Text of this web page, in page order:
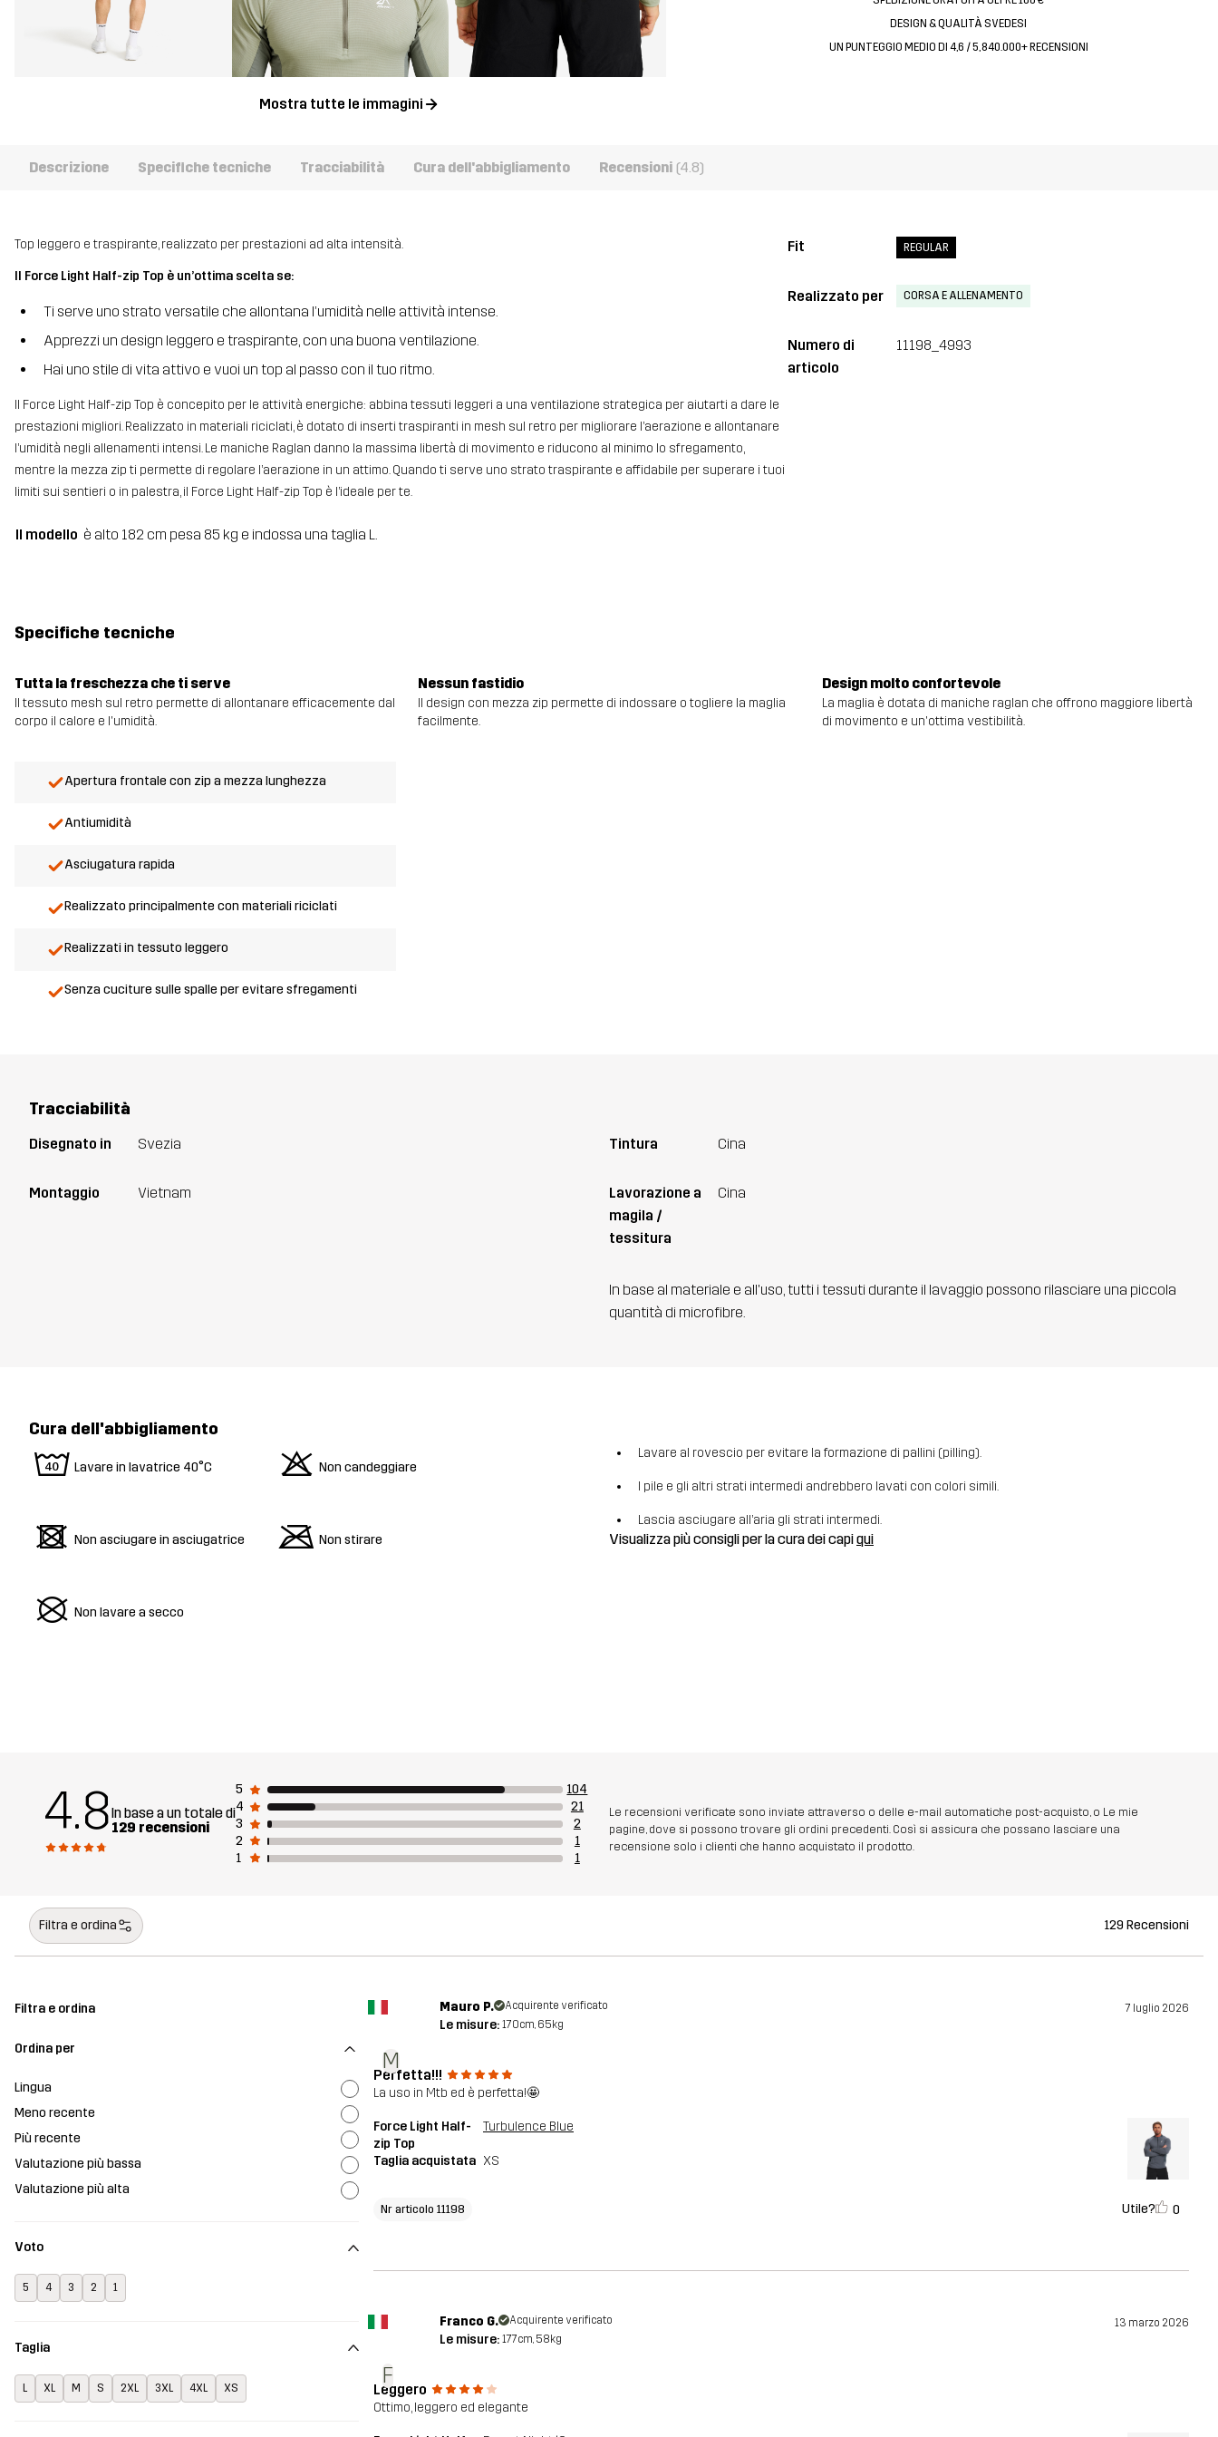
Mostra tutte le immagini
DESIGN & QUALITÀ SVEDESI
UN PUNTEGGIO MEDIO DI 4,6 / 5, 840.000+ RECENSIONI
Descrizione Specifiche tecniche Tracciabilità Cura dell'abbigliamento Recensioni (4.8)
Top leggero e traspirante, realizzato per prestazioni ad alta intensità.
Il Force Light Half-zip Top è un’ottima scelta se:
Ti serve uno strato versatile che allontana l’umidità nelle attività intense.
Apprezzi un design leggero e traspirante, con una buona ventilazione.
Hai uno stile di vita attivo e vuoi un top al passo con il tuo ritmo.
Il Force Light Half-zip Top è concepito per le attività energiche: abbina tessuti leggeri a una ventilazione strategica per aiutarti a dare le
prestazioni migliori. Realizzato in materiali riciclati, è dotato di inserti traspiranti in mesh sul retro per migliorare l’aerazione e allontanare
l’umidità negli allenamenti intensi. Le maniche Raglan danno la massima libertà di movimento e riducono al minimo lo sfregamento,
mentre la mezza zip ti permette di regolare l’aerazione in un attimo. Quando ti serve uno strato traspirante e affidabile per superare i tuoi
limiti sui sentieri o in palestra, il Force Light Half-zip Top è l’ideale per te.
Il modello è alto 182 cm pesa 85 kg e indossa una taglia L.
Fit REGULAR
Realizzato per CORSA E ALLENAMENTO
Numero di
articolo
11198_4993
Specifiche tecniche
Tutta la freschezza che ti serve
Il tessuto mesh sul retro permette di allontanare efficacemente dal
corpo il calore e l'umidità.
Nessun fastidio
Il design con mezza zip permette di indossare o togliere la maglia
facilmente.
Design molto confortevole
La maglia è dotata di maniche raglan che offrono maggiore libertà
di movimento e un'ottima vestibilità.
Apertura frontale con zip a mezza lunghezza
Antiumidità
Asciugatura rapida
Realizzato principalmente con materiali riciclati
Realizzati in tessuto leggero
Senza cuciture sulle spalle per evitare sfregamenti
Tracciabilità
Disegnato in Svezia
Montaggio Vietnam
Tintura Cina
Lavorazione a
magila /
tessitura
Cina
In base al materiale e all'uso, tutti i tessuti durante il lavaggio possono rilasciare una piccola
quantità di microfibre.
Cura dell'abbigliamento
8 Lavare in lavatrice 40°C o Non candeggiare
d Non asciugare in asciugatrice m Non stirare
U Non lavare a secco
Lavare al rovescio per evitare la formazione di pallini (pilling).
I pile e gli altri strati intermedi andrebbero lavati con colori simili.
Lascia asciugare all’aria gli strati intermedi.
Visualizza più consigli per la cura dei capiqui
4.8In base a un totale di
129 recensioni
5
104
4
21
3
2
2
1
1
1
Le recensioni verificate sono inviate attraverso o delle e-mail automatiche post-acquisto, o Le mie
pagine, dove si possono trovare gli ordini precedenti. Così si assicura che possano lasciare una
recensione solo i clienti che hanno acquistato il prodotto.
Filtra e ordina 129 Recensioni
Filtra e ordina
Ordina per
Lingua
Meno recente
Più recente
Valutazione più bassa
Valutazione più alta
Voto
5 4 3 2 1
Taglia
L XL M S 2XL 3XL 4XL XS
M
Mauro P. Acquirente verificato 7 luglio 2026
Le misure: 170cm, 65kg
Perfetta!!!
La uso in Mtb ed è perfetta!🤩
Force Light Half-
zip Top
Turbulence Blue
Taglia acquistata XS
Nr articolo 11198 Utile? 0
F
Franco G. Acquirente verificato 13 marzo 2026
Le misure: 177cm, 58kg
Leggero
Ottimo, leggero ed elegante